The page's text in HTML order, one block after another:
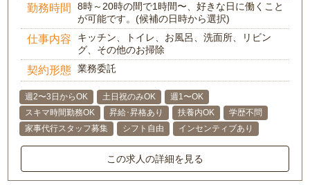
勤務時間
8時～20時の間で1時間〜、好きな日に働くこと
が可能です。(候補の日時から選択)
仕事内容
キッチン、トイレ、お風呂、洗面所、リビン
グ、その他のお掃除
契約形態 業務委託
週2〜3日からOK 土日祝のみOK
週1〜OK
スキマ時間勤務OK
昇給･昇格あり 扶養内OK
学歴不問
家事代行スタッフ募集
シフト自由 インセンティブあり
この求人の詳細を見る